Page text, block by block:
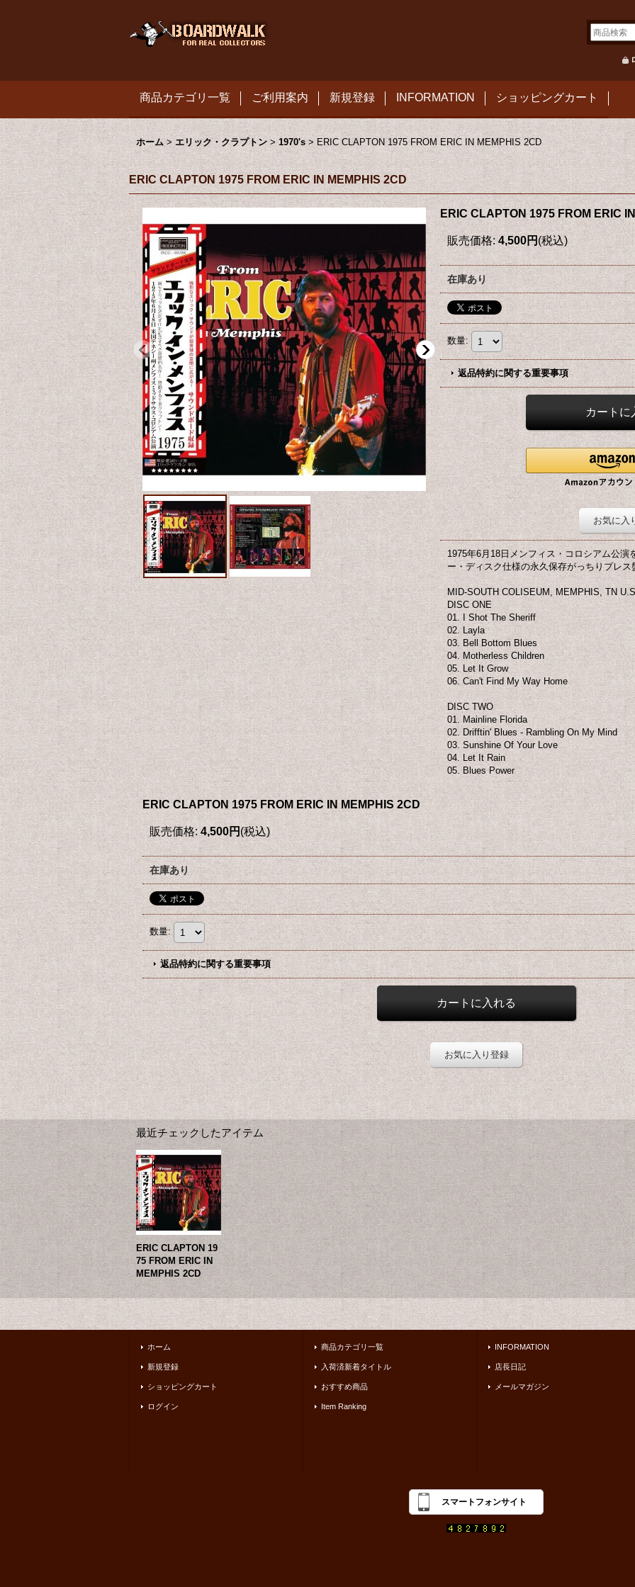
商品カテゴリ一覧 ご利用案内 新規登録 INFORMATION ショッピングカート
ホーム > エリック・クラプトン > 1970's > ERIC CLAPTON 1975 FROM ERIC IN MEMPHIS 2CD
ERIC CLAPTON 1975 FROM ERIC IN MEMPHIS 2CD
ERIC CLAPTON 1975 FROM ERIC
販売価格: 4,500円 (税込)
在庫あり
数量:
返品特約に関する重要事項
お気に入
1975年6月18日メンフィス・コロシアム公
ー・ディスク仕様の永久保存がっちりプレス
MID-SOUTH COLISEUM, MEMPHIS, TN
DISC ONE
01. I Shot The Sheriff
02. Layla
03. Bell Bottom Blues
04. Motherless Children
05. Let It Grow
06. Can't Find My Way Home
DISC TWO
01. Mainline Florida
02. Drifftin' Blues - Rambling On My Mind
03. Sunshine Of Your Love
04. Let It Rain
05. Blues Power
ERIC CLAPTON 1975 FROM ERIC IN MEMPHIS 2CD
販売価格: 4,500円 (税込)
在庫あり
数量:
返品特約に関する重要事項
お気に入り登録
最近チェックしたアイテム
ERIC CLAPTON 19
75 FROM ERIC IN
MEMPHIS 2CD
ホーム
新規登録
ショッピングカート
ログイン
商品カテゴリ一覧
入荷済新着タイトル
おすすめ商品
Item Ranking
INFORMATION
店長日記
メールマガジン
スマートフォンサイト